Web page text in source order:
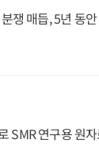
쟁 매듭, 5년 동
SMR 연구용 원